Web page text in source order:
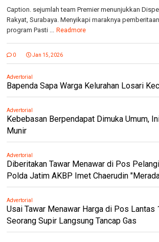
Caption. sejumlah team Premier menunjukkan
Rakyat, Surabaya. Menyikapi maraknya
program Pasti ... Readmore
0 Jan 15, 2026
Advertorial
Bapenda Sapa Warga Kelurahan Losari
Advertorial
Kebebasan Berpendapat Dimuka Umum,
Munir
Advertorial
Diberitakan Tawar Menawar di Pos
Polda Jatim AKBP Imet Chaerudin
Advertorial
Usai Tawar Menawar Harga di Pos Lantas
Seorang Supir Langsung Tancap Gas